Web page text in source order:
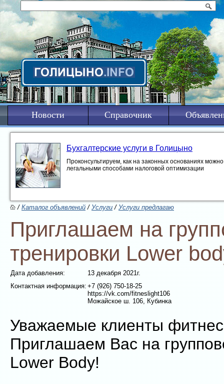
Новости Справочник
Бухгалтерские услуги в Голицыно
Проконсультируем, как на законных основаниях
легальными способами налоговой оптимизации
/Каталог объявлений/Услуги /Услуги предлагаю
Приглашаем на
тренировки Lower
Дата добавления:
13 декабря 2021г.
Контактная информация:+7 (926) 750-18-25
https://vk.com/fitneslight106
Можайское ш. 106, Кубинка
Уважаемые клиенты
Приглашаем Вас на
Lower Body!